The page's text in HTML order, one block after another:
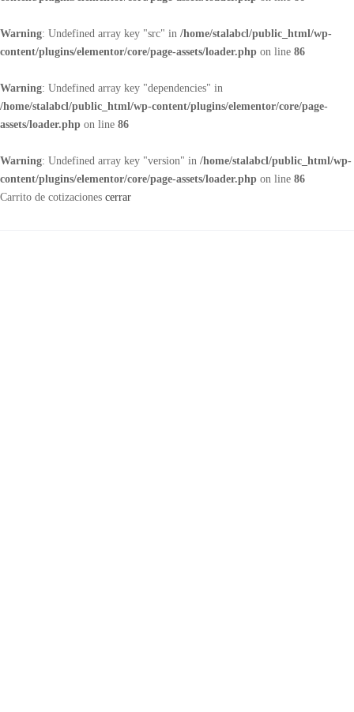
Warning: Undefined array key "src" in /home/stalabcl/public_html/wp-
content/plugins/elementor/core/page-assets/loader.php on line 86
Warning: Undefined array key "dependencies" in
/home/stalabcl/public_html/wp-content/plugins/elementor/core/page-
assets/loader.php on line 86
Warning: Undefined array key "version" in /home/stalabcl/public_html/wp-
content/plugins/elementor/core/page-assets/loader.php on line 86
Carrito de cotizaciones cerrar